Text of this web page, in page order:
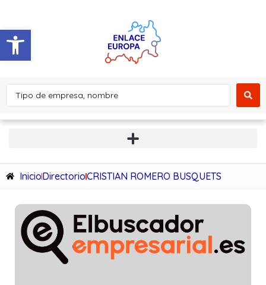
Abrir barra de herramientas
InicioDirectorioCRISTIAN ROMERO BUSQUETS